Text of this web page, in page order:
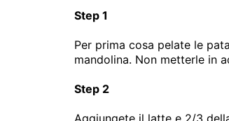
Step 1
Per prima cosa pelate le
mandolina. Non metterle in
Step 2
Aggiungete il latte e 2/3